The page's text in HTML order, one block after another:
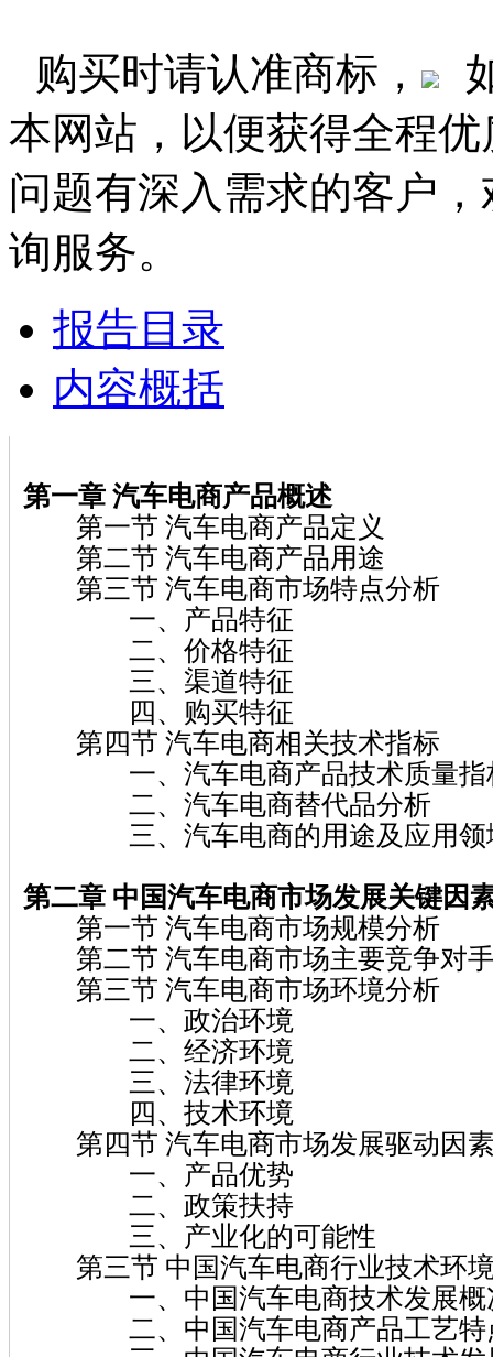
购买时请认准商标，
本网站，以便获得全程
问题有深入需求的客户
询服务。
报告目录
内容概括
第一章 汽车电商产品概述
第一节 汽车电商产品定义
第二节 汽车电商产品用途
第三节 汽车电商市场特点分析
一、产品特征
二、价格特征
三、渠道特征
四、购买特征
第四节 汽车电商相关技术指标
一、汽车电商产品技术质量指
二、汽车电商替代品分析
三、汽车电商的用途及应用领
第二章 中国汽车电商市场发展关键因
第一节 汽车电商市场规模分析
第二节 汽车电商市场主要竞争对
第三节 汽车电商市场环境分析
一、政治环境
二、经济环境
三、法律环境
四、技术环境
第四节 汽车电商市场发展驱动因
一、产品优势
二、政策扶持
三、产业化的可能性
第三节 中国汽车电商行业技术环
一、中国汽车电商技术发展概
二、中国汽车电商产品工艺特